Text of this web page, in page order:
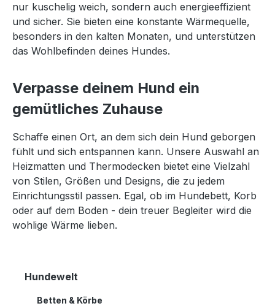
nur kuschelig weich, sondern auch energieeffizient
und sicher. Sie bieten eine konstante Wärmequelle,
besonders in den kalten Monaten, und unterstützen
das Wohlbefinden deines Hundes.
Verpasse deinem Hund ein
gemütliches Zuhause
Schaffe einen Ort, an dem sich dein Hund geborgen
fühlt und sich entspannen kann. Unsere Auswahl an
Heizmatten und Thermodecken bietet eine Vielzahl
von Stilen, Größen und Designs, die zu jedem
Einrichtungsstil passen. Egal, ob im Hundebett, Korb
oder auf dem Boden - dein treuer Begleiter wird die
wohlige Wärme lieben.
Hundewelt
Betten & Körbe